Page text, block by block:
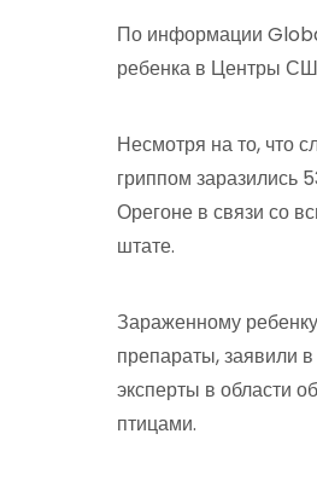
По информации
ребенка в Центры
Несмотря на то, что
гриппом заразились
Орегоне в связи со
штате.
Зараженному
препараты, заявили
эксперты в области
птицами.